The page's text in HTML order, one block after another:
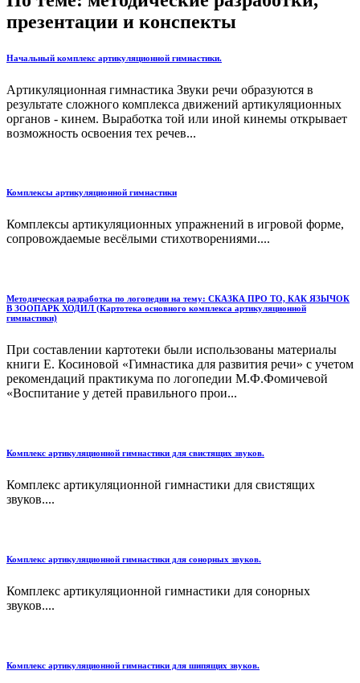
презентации и конспекты
Начальный комплекс артикуляционной гимнастики.
Артикуляционная гимнастика Звуки речи образуются в
результате сложного комплекса движений артикуляционных
органов - кинем. Выработка той или иной кинемы открывает
возможность освоения тех речев...
Комплексы артикуляционной гимнастики
Комплексы артикуляционных упражнений в игровой форме,
сопровождаемые весёлыми стихотворениями....
Методическая разработка по логопедии на тему: СКАЗКА ПРО ТО, КАК ЯЗЫЧОК
В ЗООПАРК ХОДИЛ (Картотека основного комплекса артикуляционной
гимнастики)
При составлении картотеки были использованы материалы
книги Е. Косиновой «Гимнастика для развития речи» с учетом
рекомендаций практикума по логопедии М.Ф.Фомичевой
«Воспитание у детей правильного прои...
Комплекс артикуляционной гимнастики для свистящих звуков.
Комплекс артикуляционной гимнастики для свистящих
звуков....
Комплекс артикуляционной гимнастики для сонорных звуков.
Комплекс артикуляционной гимнастики для сонорных
звуков....
Комплекс артикуляционной гимнастики для шипящих звуков.